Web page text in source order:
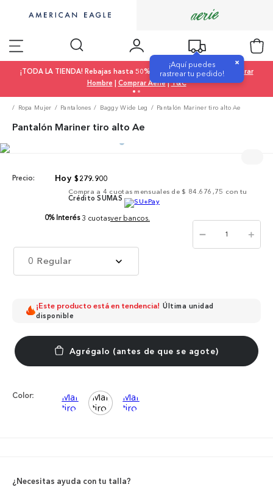
¡Aquí puedes
rastrear tu pedido!
×
¡TODA LA TIENDA! Rebajas hasta 50% OFF |Comprar Mujer|
Comprar
Hombre | Comprar Aerie|T&C
Ropa Mujer Pantalones Baggy Wide Leg Pantalón Mariner tiro alto Ae
Pantalón Mariner tiro alto Ae
Precio: $279. 900
Compra a 4 cuotas mensuales de $ 84.676,75 con tu
Crédito SUMAS
0% Interés 3 cuotasver bancos.
0 Regular
＋
－
¡Este producto está en tendencia! Última unidad
disponible
Color:
¿Necesitas ayuda con tu talla?